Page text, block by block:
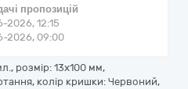
пропозицій
2026, 12:15
2026, 09:00
розмір: 13х100 мм,
колір кришки: Червоний,